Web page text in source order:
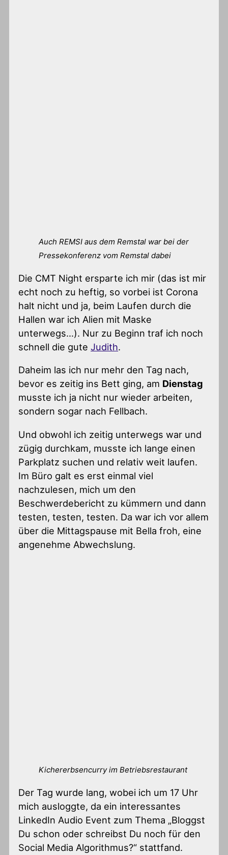
Auch REMSI aus dem Remstal war bei der
Pressekonferenz vom Remstal dabei
Die CMT Night ersparte ich mir (das ist mir
echt noch zu heftig, so vorbei ist Corona
halt nicht und ja, beim Laufen durch die
Hallen war ich Alien mit Maske
unterwegs…). Nur zu Beginn traf ich noch
schnell die guteJudith.
Daheim las ich nur mehr den Tag nach,
bevor es zeitig ins Bett ging, am Dienstag
musste ich ja nicht nur wieder arbeiten,
sondern sogar nach Fellbach.
Und obwohl ich zeitig unterwegs war und
zügig durchkam, musste ich lange einen
Parkplatz suchen und relativ weit laufen.
Im Büro galt es erst einmal viel
nachzulesen, mich um den
Beschwerdebericht zu kümmern und dann
testen, testen, testen. Da war ich vor allem
über die Mittagspause mit Bella froh, eine
angenehme Abwechslung.
Kichererbsencurry im Betriebsrestaurant
Der Tag wurde lang, wobei ich um 17 Uhr
mich ausloggte, da ein interessantes
LinkedIn Audio Event zum Thema „Bloggst
Du schon oder schreibst Du noch für den
Social Media Algorithmus?“ stattfand.